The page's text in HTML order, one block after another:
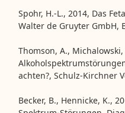
Spohr, H.-L., 2014, Das
Walter de Gruyter GmbH,
Thomson, A., Michalowski,
achten?, Schulz-Kirchner
Becker, B., Hennicke, K.,